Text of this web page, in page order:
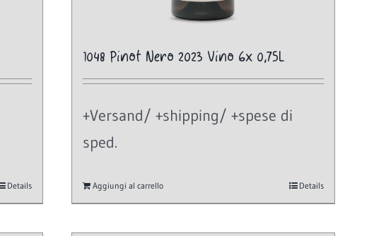
Details
1048 Pinot Nero 2023 Vino 6x 0,75L
+Versand/ +shipping/ +spese di
sped.
Aggiungi al carrello Details